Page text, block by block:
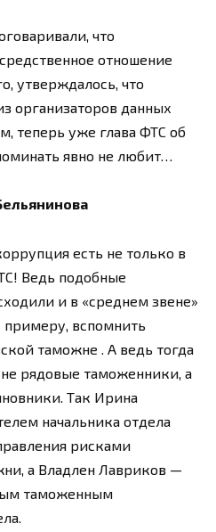
что
отношение
утверждалось, что
организаторов данных
теперь уже глава ФТС об
явно не любит…
есть не только в
Ведь подобные
и в «среднем звене»
примеру, вспомнить
таможне . А ведь тогда
рядовые таможенники, а
Так Ирина
начальника отдела
рисками
а Владлен Лавриков —
таможенным